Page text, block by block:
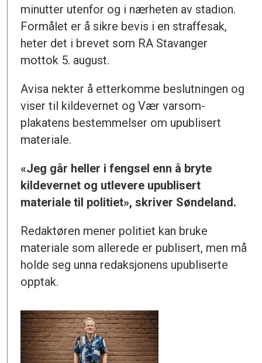
minutter utenfor og i nærheten av stadion.
Formålet er å sikre bevis i en straffesak,
heter det i brevet som RA Stavanger
mottok 5. august.
Avisa nekter å etterkomme beslutningen og
viser til kildevernet og Vær varsom-
plakatens bestemmelser om upublisert
materiale.
«Jeg går heller i fengsel enn å bryte
kildevernet og utlevere upublisert
materiale til politiet», skriver Søndeland.
Redaktøren mener politiet kan bruke
materiale som allerede er publisert, men må
holde seg unna redaksjonens upubliserte
opptak.